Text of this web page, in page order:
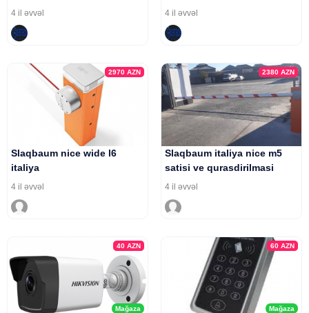
4 il əvvəl 4 il əvvəl
2970AZN
Slaqbaum nice wide l6
italiya
4 il əvvəl
2380 AZN
Slaqbaum italiya nice m5
satisi ve qurasdirilmasi
4 il əvvəl
Mağaza
40AZN
Mağaza
60 AZN